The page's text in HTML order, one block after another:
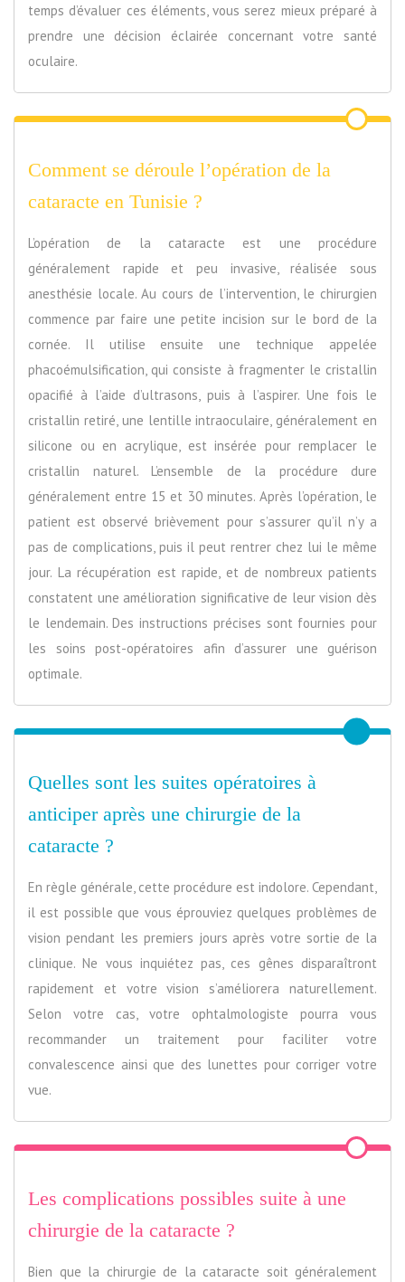
temps d’évaluer ces éléments, vous serez mieux préparé à
prendre une décision éclairée concernant votre santé
oculaire.
Comment se déroule l’opération de la
cataracte en Tunisie ?
L’opération de la cataracte est une procédure
généralement rapide et peu invasive, réalisée sous
anesthésie locale. Au cours de l’intervention, le chirurgien
commence par faire une petite incision sur le bord de la
cornée. Il utilise ensuite une technique appelée
phacoémulsification, qui consiste à fragmenter le cristallin
opacifié à l’aide d’ultrasons, puis à l’aspirer. Une fois le
cristallin retiré, une lentille intraoculaire, généralement en
silicone ou en acrylique, est insérée pour remplacer le
cristallin naturel. L’ensemble de la procédure dure
généralement entre 15 et 30 minutes. Après l’opération, le
patient est observé brièvement pour s’assurer qu’il n’y a
pas de complications, puis il peut rentrer chez lui le même
jour. La récupération est rapide, et de nombreux patients
constatent une amélioration significative de leur vision dès
le lendemain. Des instructions précises sont fournies pour
les soins post-opératoires afin d’assurer une guérison
optimale.
Quelles sont les suites opératoires à
anticiper après une chirurgie de la
cataracte ?
En règle générale, cette procédure est indolore. Cependant,
il est possible que vous éprouviez quelques problèmes de
vision pendant les premiers jours après votre sortie de la
clinique. Ne vous inquiétez pas, ces gênes disparaîtront
rapidement et votre vision s’améliorera naturellement.
Selon votre cas, votre ophtalmologiste pourra vous
recommander un traitement pour faciliter votre
convalescence ainsi que des lunettes pour corriger votre
vue.
Les complications possibles suite à une
chirurgie de la cataracte ?
Bien que la chirurgie de la cataracte soit généralement